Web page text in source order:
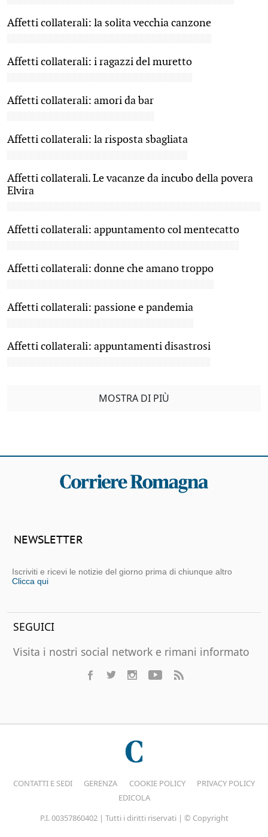
Affetti collaterali: la solita vecchia canzone
Affetti collaterali: i ragazzi del muretto
Affetti collaterali: amori da bar
Affetti collaterali: la risposta sbagliata
Affetti collaterali. Le vacanze da incubo della povera
Elvira
Affetti collaterali: appuntamento col mentecatto
Affetti collaterali: donne che amano troppo
Affetti collaterali: passione e pandemia
Affetti collaterali: appuntamenti disastrosi
MOSTRA DI PIÙ
NEWSLETTER
Iscriviti e ricevi le notizie del giorno prima di chiunque altro
Clicca qui
SEGUICI
Visita i nostri social network e rimani informato
CONTATTI E SEDI GERENZA COOKIE POLICY
PRIVACY POLICY
EDICOLA
P.I. 00357860402 | Tutti i diritti riservati | © Copyright